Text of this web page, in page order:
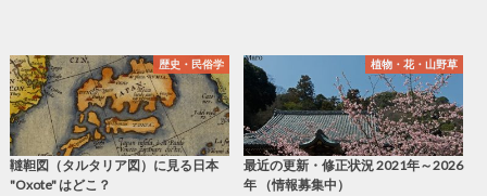
歴史・民俗学
韃靼図（タルタリア図）に見る日本
"Oxote" はどこ？
植物・花・山野草
最近の更新・修正状況 2021年～2026
年 （情報募集中）